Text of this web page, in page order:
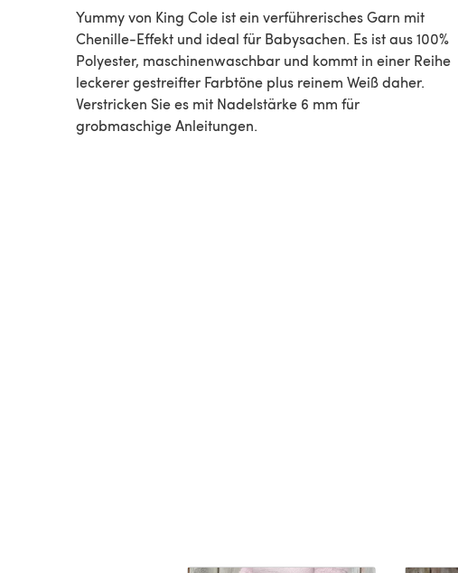
Yummy von King Cole ist ein verführerisches Garn mit
Chenille-Effekt und ideal für Babysachen. Es ist aus 100%
Polyester, maschinenwaschbar und kommt in einer Reihe
leckerer gestreifter Farbtöne plus reinem Weiß daher.
Verstricken Sie es mit Nadelstärke 6 mm für
grobmaschige Anleitungen.